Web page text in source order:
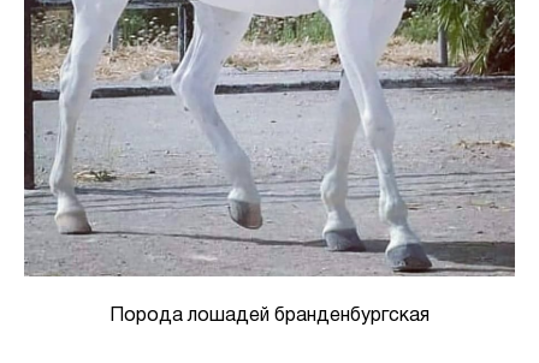
Порода лошадей бранденбургская